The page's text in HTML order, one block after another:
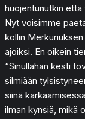
huojentunutkin että
Nyt voisimme
kollin
ajoiksi. En oikein
“Sinullahan kesti
silmiään
siinä
ilman kynsiä, mikä